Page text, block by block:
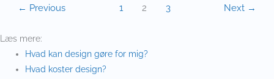
← Previous 1 2 3 Next →
Læs mere:
Hvad kan design gøre for mig?
Hvad koster design?